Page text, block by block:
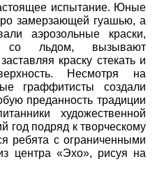
испытание. Юные
замерзающей гуашью, а
аэрозольные краски,
со льдом, вызывают
краску стекать и
Несмотря на
граффитисты создали
преданность традиции
художественной
год подряд к творческому
ребята с ограниченными
центра «Эхо», рисуя на